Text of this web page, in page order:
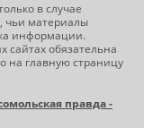
в случае
чьи материалы
информации.
сайтах обязательна
на главную страницу
правда -